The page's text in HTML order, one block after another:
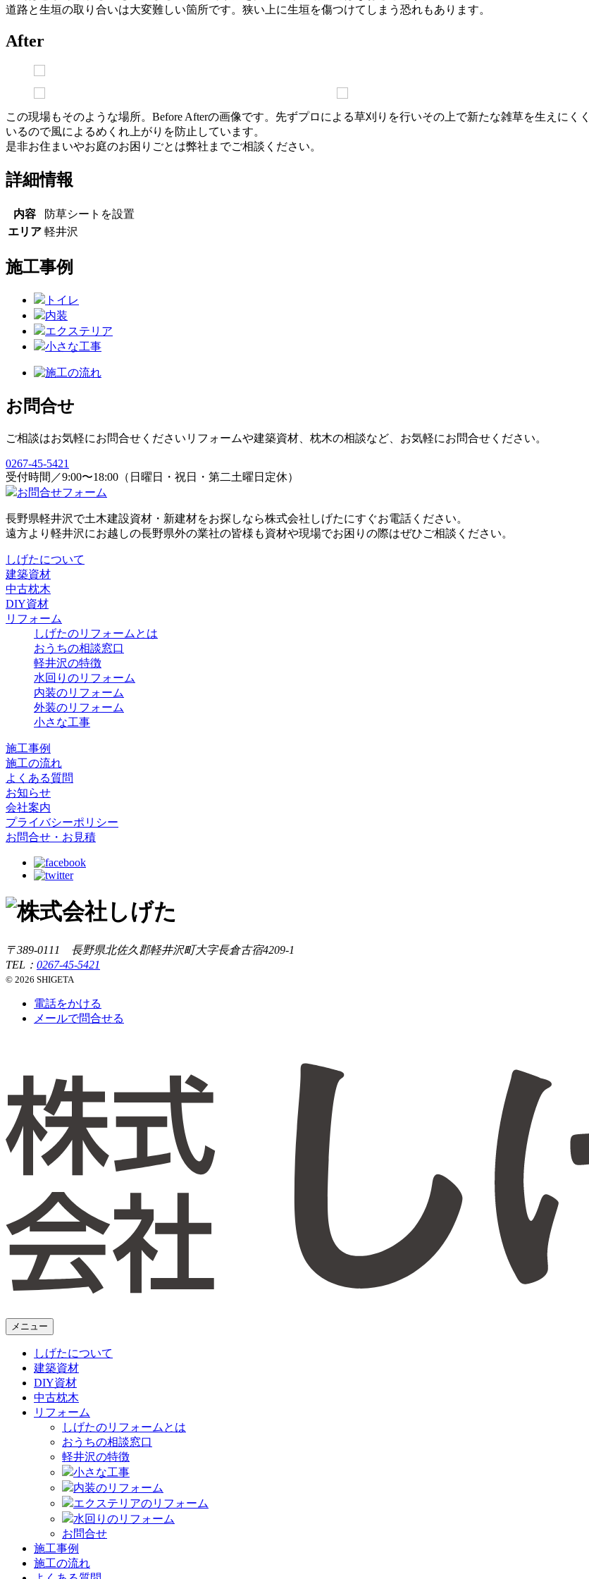
道路と生垣の取り合いは大変難しい箇所です。狭い上に生垣を傷つけてしまう恐れもあります。
After
この現場もそのような場所。Before Afterの画像です。先ずプロによる草刈りを行いその上で新たな雑草を生えに
いるので風によるめくれ上がりを防止しています。
是非お住まいやお庭のお困りごとは弊社までご相談ください。
詳細情報
内容
防草シートを設置
エリア 軽井沢
施工事例
トイレ
内装
エクステリア
小さな工事
お問合せ
ご相談はお気軽にお問合せください リフォームや建築資材、枕木の相談など、お気軽にお問合せください。
0267-45-5421
受付時間／9:00〜18:00（日曜日・祝日・第二土曜日定休）
お問合せフォーム
長野県軽井沢で土木建設資材・新建材をお探しなら株式会社しげたにすぐお電話ください。
遠方より軽井沢にお越しの長野県外の業社の皆様も資材や現場でお困りの際はぜひご相談ください。
しげたについて
建築資材
中古枕木
DIY資材
リフォーム
しげたのリフォームとは
おうちの相談窓口
軽井沢の特徴
水回りのリフォーム
内装のリフォーム
外装のリフォーム
小さな工事
施工事例
施工の流れ
よくある質問
お知らせ
会社案内
プライバシーポリシー
お問合せ・お見積
〒389-0111 長野県北佐久郡軽井沢町大字長倉古宿4209-1
TEL： 0267-45-5421
© 2026 SHIGETA
電話をかける
メールで問合せる
メニュー
しげたについて
建築資材
DIY資材
中古枕木
リフォーム
しげたのリフォームとは
おうちの相談窓口
軽井沢の特徴
小さな工事
内装のリフォーム
エクステリアのリフォーム
水回りのリフォーム
お問合せ
施工事例
施工の流れ